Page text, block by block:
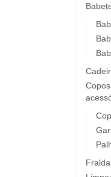
FIIL
Gloop